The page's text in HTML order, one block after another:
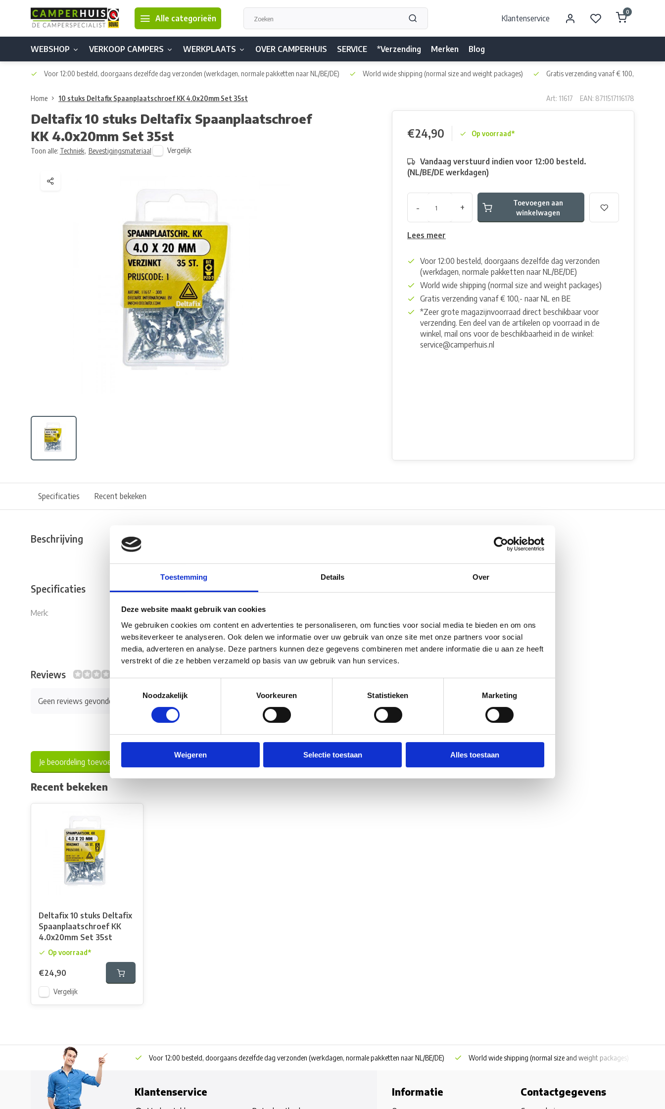
Toestemming Details Over
Deze website maakt gebruik van cookies
We gebruiken cookies om content en advertenties te personaliseren, om functies voor social media te bieden en om ons
websiteverkeer te analyseren. Ook delen we informatie over uw gebruik van onze site met onze partners voor social
media, adverteren en analyse. Deze partners kunnen deze gegevens combineren met andere informatie die u aan ze heeft
verstrekt of die ze hebben verzameld op basis van uw gebruik van hun services.
Noodzakelijk
Voorkeuren Statistieken Marketing
Weigeren Selectie toestaan Alles toestaan
Alle categorieën Klantenservice
0
WEBSHOP VERKOOP CAMPERS WERKPLAATS OVER CAMPERHUIS SERVICE *Verzending Merken Blog
Voor 12:00 besteld, doorgaans dezelfde dag verzonden (werkdagen, normale pakketten naar NL/BE/DE) World wide shipping (normal size and weight packages) Gratis verzending vanaf € 100,- naar NL
Home 10 stuks Deltafix Spaanplaatschroef KK 4.0x20mm Set 35st Art: 11617 EAN: 8711517116178
Deltafix10 stuks Deltafix Spaanplaatschroef
KK 4.0x20mm Set 35st
Toon alle: Techniek, Bevestigingsmateriaal Vergelijk
€24,90 Op voorraad*
Vandaag verstuurd indien voor 12:00 besteld.
(NL/BE/DE werkdagen)
- +
Toevoegen aan
winkelwagen
Lees meer
Voor 12:00 besteld, doorgaans dezelfde dag verzonden
(werkdagen, normale pakketten naar NL/BE/DE)
World wide shipping (normal size and weight packages)
Gratis verzending vanaf € 100,- naar NL en BE
*Zeer grote magazijnvoorraad direct beschikbaar voor
verzending. Een deel van de artikelen op voorraad in de
winkel, mail ons voor de beschikbaarheid in de winkel:
service@camperhuis.nl
Specificaties Recent bekeken
Beschrijving
Specificaties
Merk: Deltafix
Reviews
Geen reviews gevonden
Je beoordeling toevoegen
Recent bekeken
Deltafix 10 stuks Deltafix
Spaanplaatschroef KK
4.0x20mm Set 35st
Op voorraad*
€24,90
Vergelijk
Voor 12:00 besteld, doorgaans dezelfde dag verzonden (werkdagen, normale pakketten naar NL/BE/DE) World wide shipping (normal size and weight packages)
Klantenservice Informatie Contactgegevens